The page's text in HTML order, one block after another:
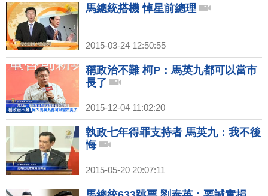
馬總統搭機 悼星前總理
2015-03-24 12:50:55
稱政治不難 柯P：馬英九都可以當市
長了
2015-12-04 11:02:20
執政七年得罪支持者 馬英九：我不後
悔
2015-05-20 20:07:11